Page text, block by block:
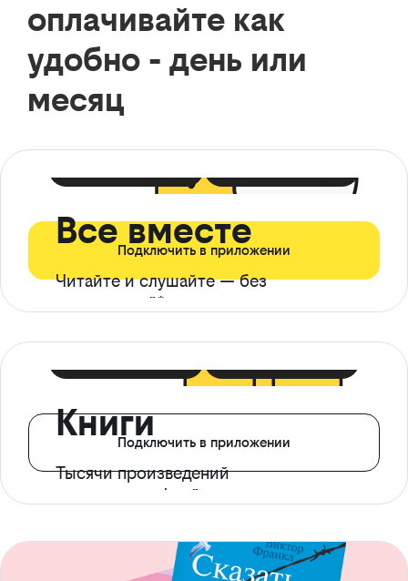
оплачивайте как
удобно - день или
месяц
Все вместе
Читайте и слушайте — без
ограничений*
Подключить в приложении
Книги
Тысячи произведений
с доступом офлайн
Подключить в приложении